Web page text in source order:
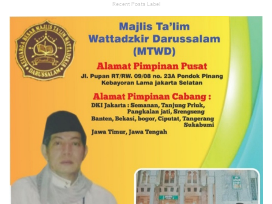
Recent Posts Label